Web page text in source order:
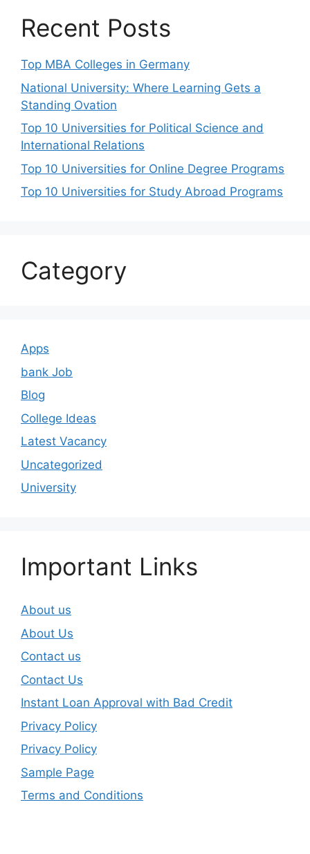
Recent Posts
Top MBA Colleges in Germany
National University: Where Learning Gets a
Standing Ovation
Top 10 Universities for Political Science and
International Relations
Top 10 Universities for Online Degree Programs
Top 10 Universities for Study Abroad Programs
Category
Apps
bank Job
Blog
College Ideas
Latest Vacancy
Uncategorized
University
Important Links
About us
About Us
Contact us
Contact Us
Instant Loan Approval with Bad Credit
Privacy Policy
Privacy Policy
Sample Page
Terms and Conditions